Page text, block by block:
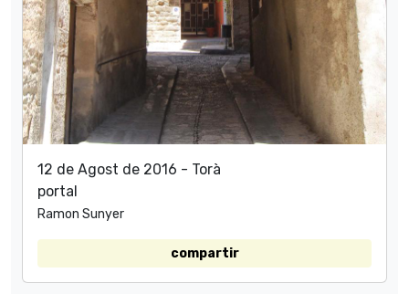
12 de Agost de 2016 - Torà
portal
Ramon Sunyer
compartir